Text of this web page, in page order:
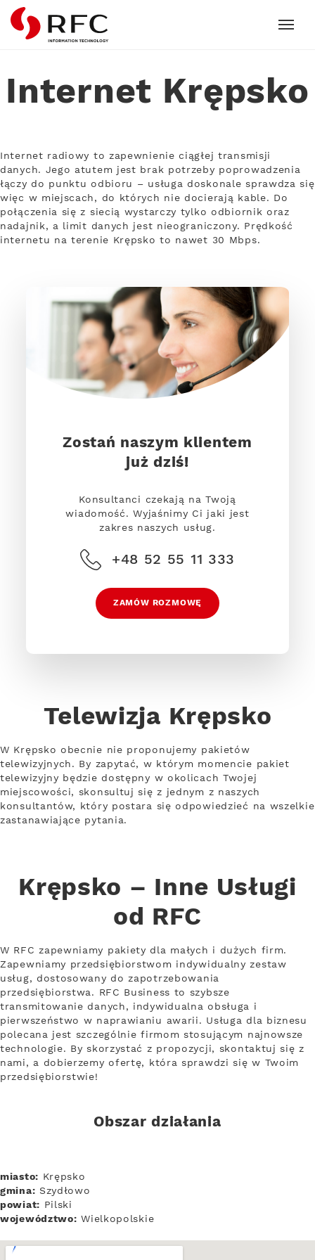
RFC
Internet Krępsko
Internet radiowy to zapewnienie ciągłej transmisji
danych. Jego atutem jest brak potrzeby poprowadzenia
łączy do punktu odbioru – usługa doskonale sprawdza się
więc w miejscach, do których nie docierają kable. Do
połączenia się z siecią wystarczy tylko odbiornik oraz
nadajnik, a limit danych jest nieograniczony. Prędkość
internetu na terenie Krępsko to nawet 30 Mbps.
Zostań naszym klientem
już dziś!
Konsultanci czekają na Twoją
wiadomość. Wyjaśnimy Ci jaki jest
zakres naszych usług.
+48 52 55 11 333
ZAMÓW ROZMOWĘ
Telewizja Krępsko
W Krępsko obecnie nie proponujemy pakietów
telewizyjnych. By zapytać, w którym momencie pakiet
telewizyjny będzie dostępny w okolicach Twojej
miejscowości, skonsultuj się z jednym z naszych
konsultantów, który postara się odpowiedzieć na wszelkie
zastanawiające pytania.
Krępsko – Inne Usługi
od RFC
W RFC zapewniamy pakiety dla małych i dużych firm.
Zapewniamy przedsiębiorstwom indywidualny zestaw
usług, dostosowany do zapotrzebowania
przedsiębiorstwa. RFC Business to szybsze
transmitowanie danych, indywidualna obsługa i
pierwszeństwo w naprawianiu awarii. Usługa dla biznesu
polecana jest szczególnie firmom stosującym najnowsze
technologie. By skorzystać z propozycji, skontaktuj się z
nami, a dobierzemy ofertę, która sprawdzi się w Twoim
przedsiębiorstwie!
Obszar działania
miasto: Krępsko
gmina: Szydłowo
powiat: Pilski
województwo: Wielkopolskie